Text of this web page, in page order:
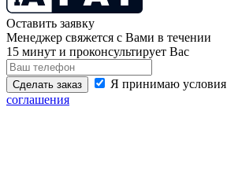
Оставить заявку
Менеджер свяжется с Вами в течении
15 минут и проконсультирует Вас
Сделать заказ Я принимаю условия
соглашения